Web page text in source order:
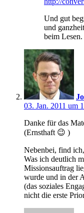
Und gut
und
beim Lesen.
03. Jan. 2011 um
Danke für das
(Ernsthaft 😉 )
Nebenbei, find
Was ich deutlich
Missionsauftrag
wurde und in der
(das soziales
nicht die erste